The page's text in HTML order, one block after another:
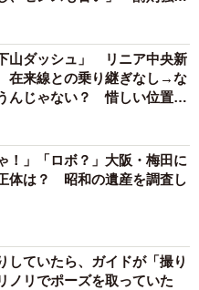
山ダッシュ」 リニア中央新
在来線との乗り継ぎなし→な
んじゃない？ 惜しい位置関
！」「ロボ？」大阪・梅田に
体は？ 昭和の遺産を調査し
していたら、ガイドが「撮り
ノリでポーズを取っていた